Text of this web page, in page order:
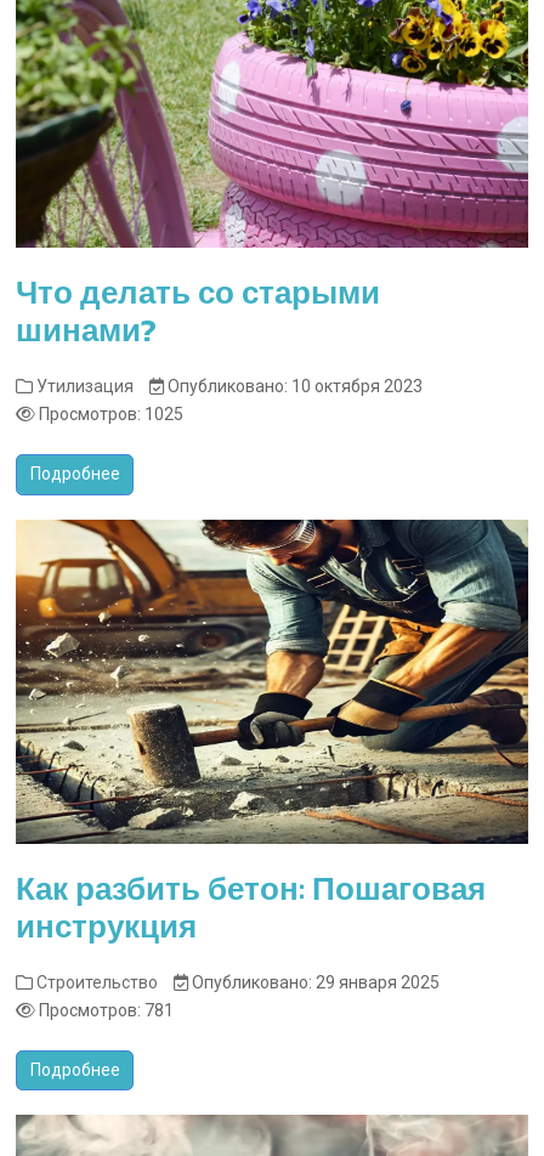
Что делать со старыми
шинами?
Утилизация
Опубликовано: 10 октября 2023
Просмотров: 1025
Подробнее
Как разбить бетон: Пошаговая
инструкция
Строительство
Опубликовано: 29 января 2025
Просмотров: 781
Подробнее